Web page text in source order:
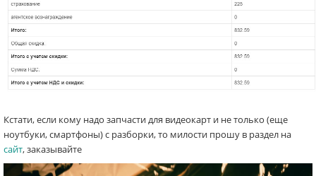
Кстати, если кому надо запчасти для видеокарт и не только (еще
ноутбуки, смартфоны) с разборки, то милости прошу в раздел на
сайт, заказывайте